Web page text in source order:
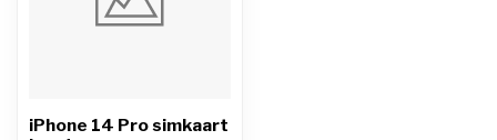
iPhone 14 Pro simkaart